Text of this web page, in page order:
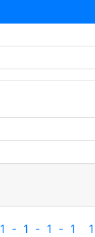
1 - 1 - 1 - 1 1